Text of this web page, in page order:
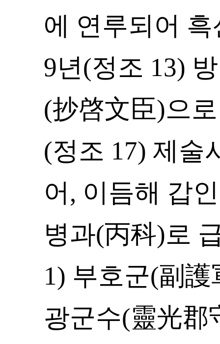
에 연루되어
9년(정조 13)
(抄啓文臣)으
(정조 17) 제술
어, 이듬해 갑
병과(丙科)로
1) 부호군(副
광군수(靈光郡